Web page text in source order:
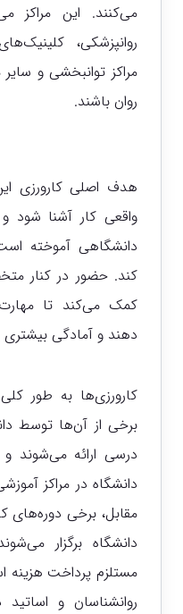
می‌کنند. این مراکز
روانپزشکی،
مراکز توانبخشی و
روان باشند.
هدف اصلی کارورزی
واقعی کار آشنا شود
دانشگاهی آموخته
کند. حضور در کنار
کمک می‌کند تا
دهند و آمادگی بیشتری
کارورزی‌ها به طور
برخی از آن‌ها توسط
درسی ارائه می‌شوند
دانشگاه در مراکز
مقابل، برخی دوره‌های
دانشگاه برگزار
مستلزم پرداخت هزینه
روانشناسان و